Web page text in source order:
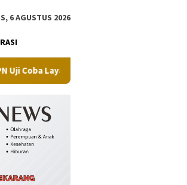
6 AGUSTUS 2026
Hak Target Maksimal 10 Hari di 15 Kantah